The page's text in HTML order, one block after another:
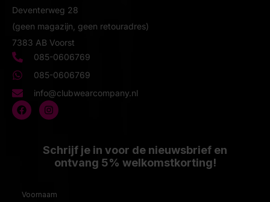
Deventerweg 28
(geen magazijn, geen retouradres)
7383 AB Voorst
085-0606769
085-0606769
info@clubwearcompany.nl